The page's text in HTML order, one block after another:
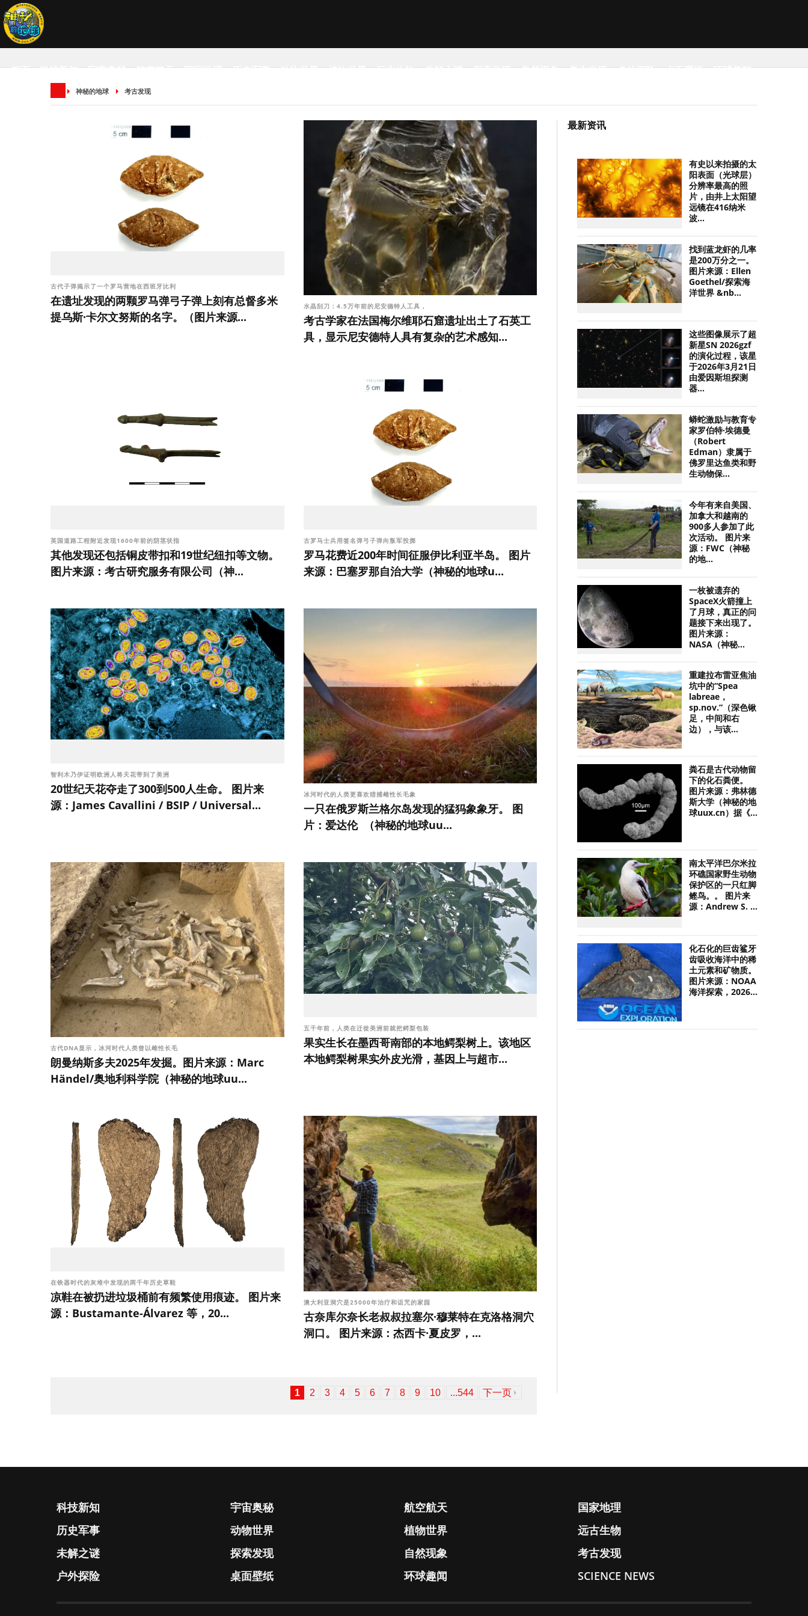
首页 科技新知 宇宙奥秘 航空航天 国家地理 历史军事 动物世界 植物世界 远古生物 未解之谜 探索发现 自然现象 考古发现 户外探险 桌面壁纸 环球趣闻
神秘的地球 考古发现
古代子弹揭示了一个罗马营地在西班牙比利
在遗址发现的两颗罗马弹弓子弹上刻有总督多米
提乌斯·卡尔文努斯的名字。（图片来源...
水晶刮刀：4.5万年前的尼安德特人工具，
考古学家在法国梅尔维耶石窟遗址出土了石英工
具，显示尼安德特人具有复杂的艺术感知...
英国道路工程附近发现1600年前的阴茎状指
其他发现还包括铜皮带扣和19世纪纽扣等文物。
图片来源：考古研究服务有限公司（神...
古罗马士兵用签名弹弓子弹向叛军投掷
罗马花费近200年时间征服伊比利亚半岛。 图片
来源：巴塞罗那自治大学（神秘的地球u...
智利木乃伊证明欧洲人将天花带到了美洲
20世纪天花夺走了300到500人生命。 图片来
源：James Cavallini / BSIP / Universal...
冰河时代的人类更喜欢猎捕雌性长毛象
一只在俄罗斯兰格尔岛发现的猛犸象象牙。 图
片：爱达伦 （神秘的地球uu...
古代DNA显示，冰河时代人类曾以雌性长毛
朗曼纳斯多夫2025年发掘。图片来源：Marc
Händel/奥地利科学院（神秘的地球uu...
五千年前，人类在迁徙美洲前就把鳄梨包装
果实生长在墨西哥南部的本地鳄梨树上。该地区
本地鳄梨树果实外皮光滑，基因上与超市...
在铁器时代的灰堆中发现的两千年历史草鞋
凉鞋在被扔进垃圾桶前有频繁使用痕迹。 图片来
源：Bustamante-Álvarez 等，20...
澳大利亚洞穴是25000年治疗和诅咒的家园
古奈库尔奈长老叔叔拉塞尔·穆莱特在克洛格洞穴
洞口。 图片来源：杰西卡·夏皮罗，...
1 2 3 4 5 6 7 8 9 10 ...544 下一页
最新资讯
有史以来拍摄的太
阳表面（光球层）
分辨率最高的照
片，由井上太阳望
远镜在416纳米
波...
找到蓝龙虾的几率
是200万分之一。
图片来源：Ellen
Goethel/探索海
洋世界 &nb...
这些图像展示了超
新星SN 2026gzf
的演化过程，该星
于2026年3月21日
由爱因斯坦探测
器...
蟒蛇激励与教育专
家罗伯特·埃德曼
（Robert
Edman）隶属于
佛罗里达鱼类和野
生动物保...
今年有来自美国、
加拿大和越南的
900多人参加了此
次活动。 图片来
源：FWC（神秘
的地...
一枚被遗弃的
SpaceX火箭撞上
了月球，真正的问
题接下来出现了。
图片来源：
NASA（神秘...
重建拉布雷亚焦油
坑中的“Spea
labreae，
sp.nov.”（深色锹
足，中间和右
边），与该...
粪石是古代动物留
下的化石粪便。
图片来源：弗林德
斯大学（神秘的地
球uux.cn）据《...
南太平洋巴尔米拉
环礁国家野生动物
保护区的一只红脚
鲣鸟。。 图片来
源：Andrew S. ...
化石化的巨齿鲨牙
齿吸收海洋中的稀
土元素和矿物质。
图片来源：NOAA
海洋探索，2026...
科技新知 宇宙奥秘 航空航天
国家地理
历史军事
动物世界 植物世界
远古生物
未解之谜
探索发现 自然现象
考古发现
户外探险
桌面壁纸 环球趣闻 SCIENCE NEWS